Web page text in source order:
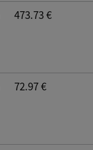
473.73 €
72.97 €